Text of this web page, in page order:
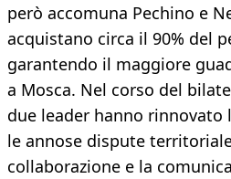
però accomuna Pechino e
acquistano circa il 90% del
garantendo il maggiore
a Mosca. Nel corso del
due leader hanno rinnovato
le annose dispute
collaborazione e la